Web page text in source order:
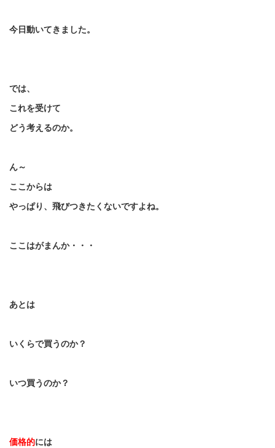
今日動いてきました。
では、
これを受けて
どう考えるのか。
ん～
ここからは
やっぱり、飛びつきたくないですよね。
ここはがまんか・・・
あとは
いくらで買うのか？
いつ買うのか？
価格的には